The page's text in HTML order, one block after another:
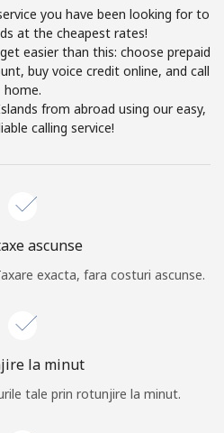
pe acest site, sunt de acord cu
te
Buna!
Recuperare parola →
you have been looking for to
at the cheapest rates!
easier than this: choose prepaid
buy voice credit online, and call
home.
from abroad using our easy,
calling service!
ascunse
exacta, fara costuri ascunse.
la minut
tale prin rotunjire la minut.